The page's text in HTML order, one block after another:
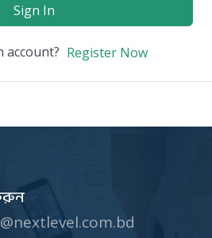
Sign In
account? Register Now